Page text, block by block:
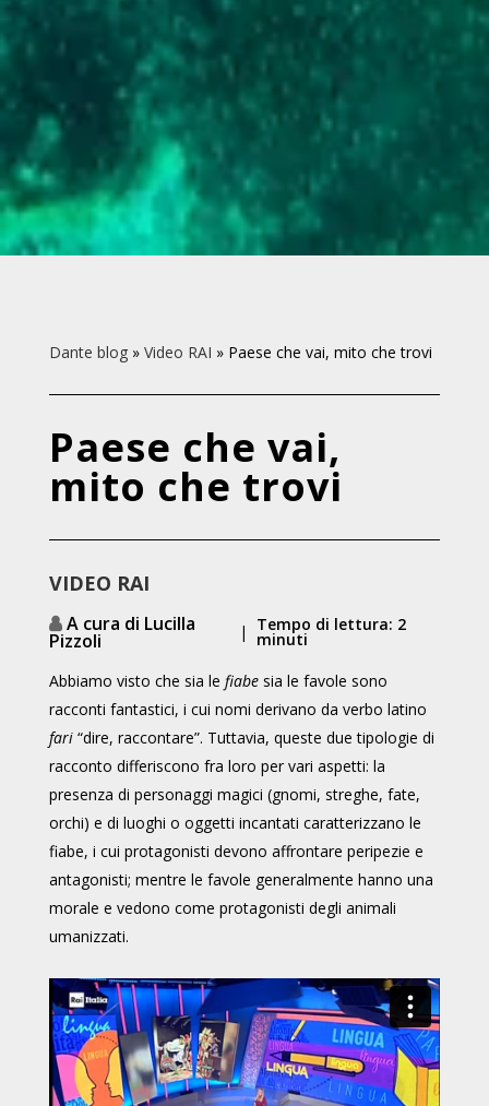
Dante blog» Video RAI » Paese che vai, mito che trovi
Paese che vai,
mito che trovi
VIDEO RAI
A cura di Lucilla
Pizzoli | Tempo di lettura: 2
minuti
Abbiamo visto che sia le fiabesia le favole sono
racconti fantastici, i cui nomi derivano da verbo latino
fari“dire, raccontare”. Tuttavia, queste due tipologie di
racconto differiscono fra loro per vari aspetti: la
presenza di personaggi magici (gnomi, streghe, fate,
orchi) e di luoghi o oggetti incantati caratterizzano le
fiabe, i cui protagonisti devono affrontare peripezie e
antagonisti; mentre le favole generalmente hanno una
morale e vedono come protagonisti degli animali
umanizzati.